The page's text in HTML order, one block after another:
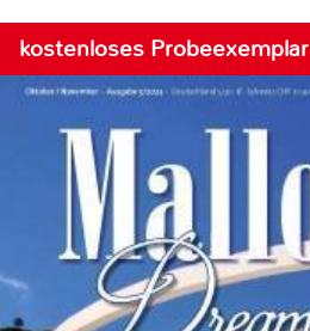
kostenloses Probeexemplar